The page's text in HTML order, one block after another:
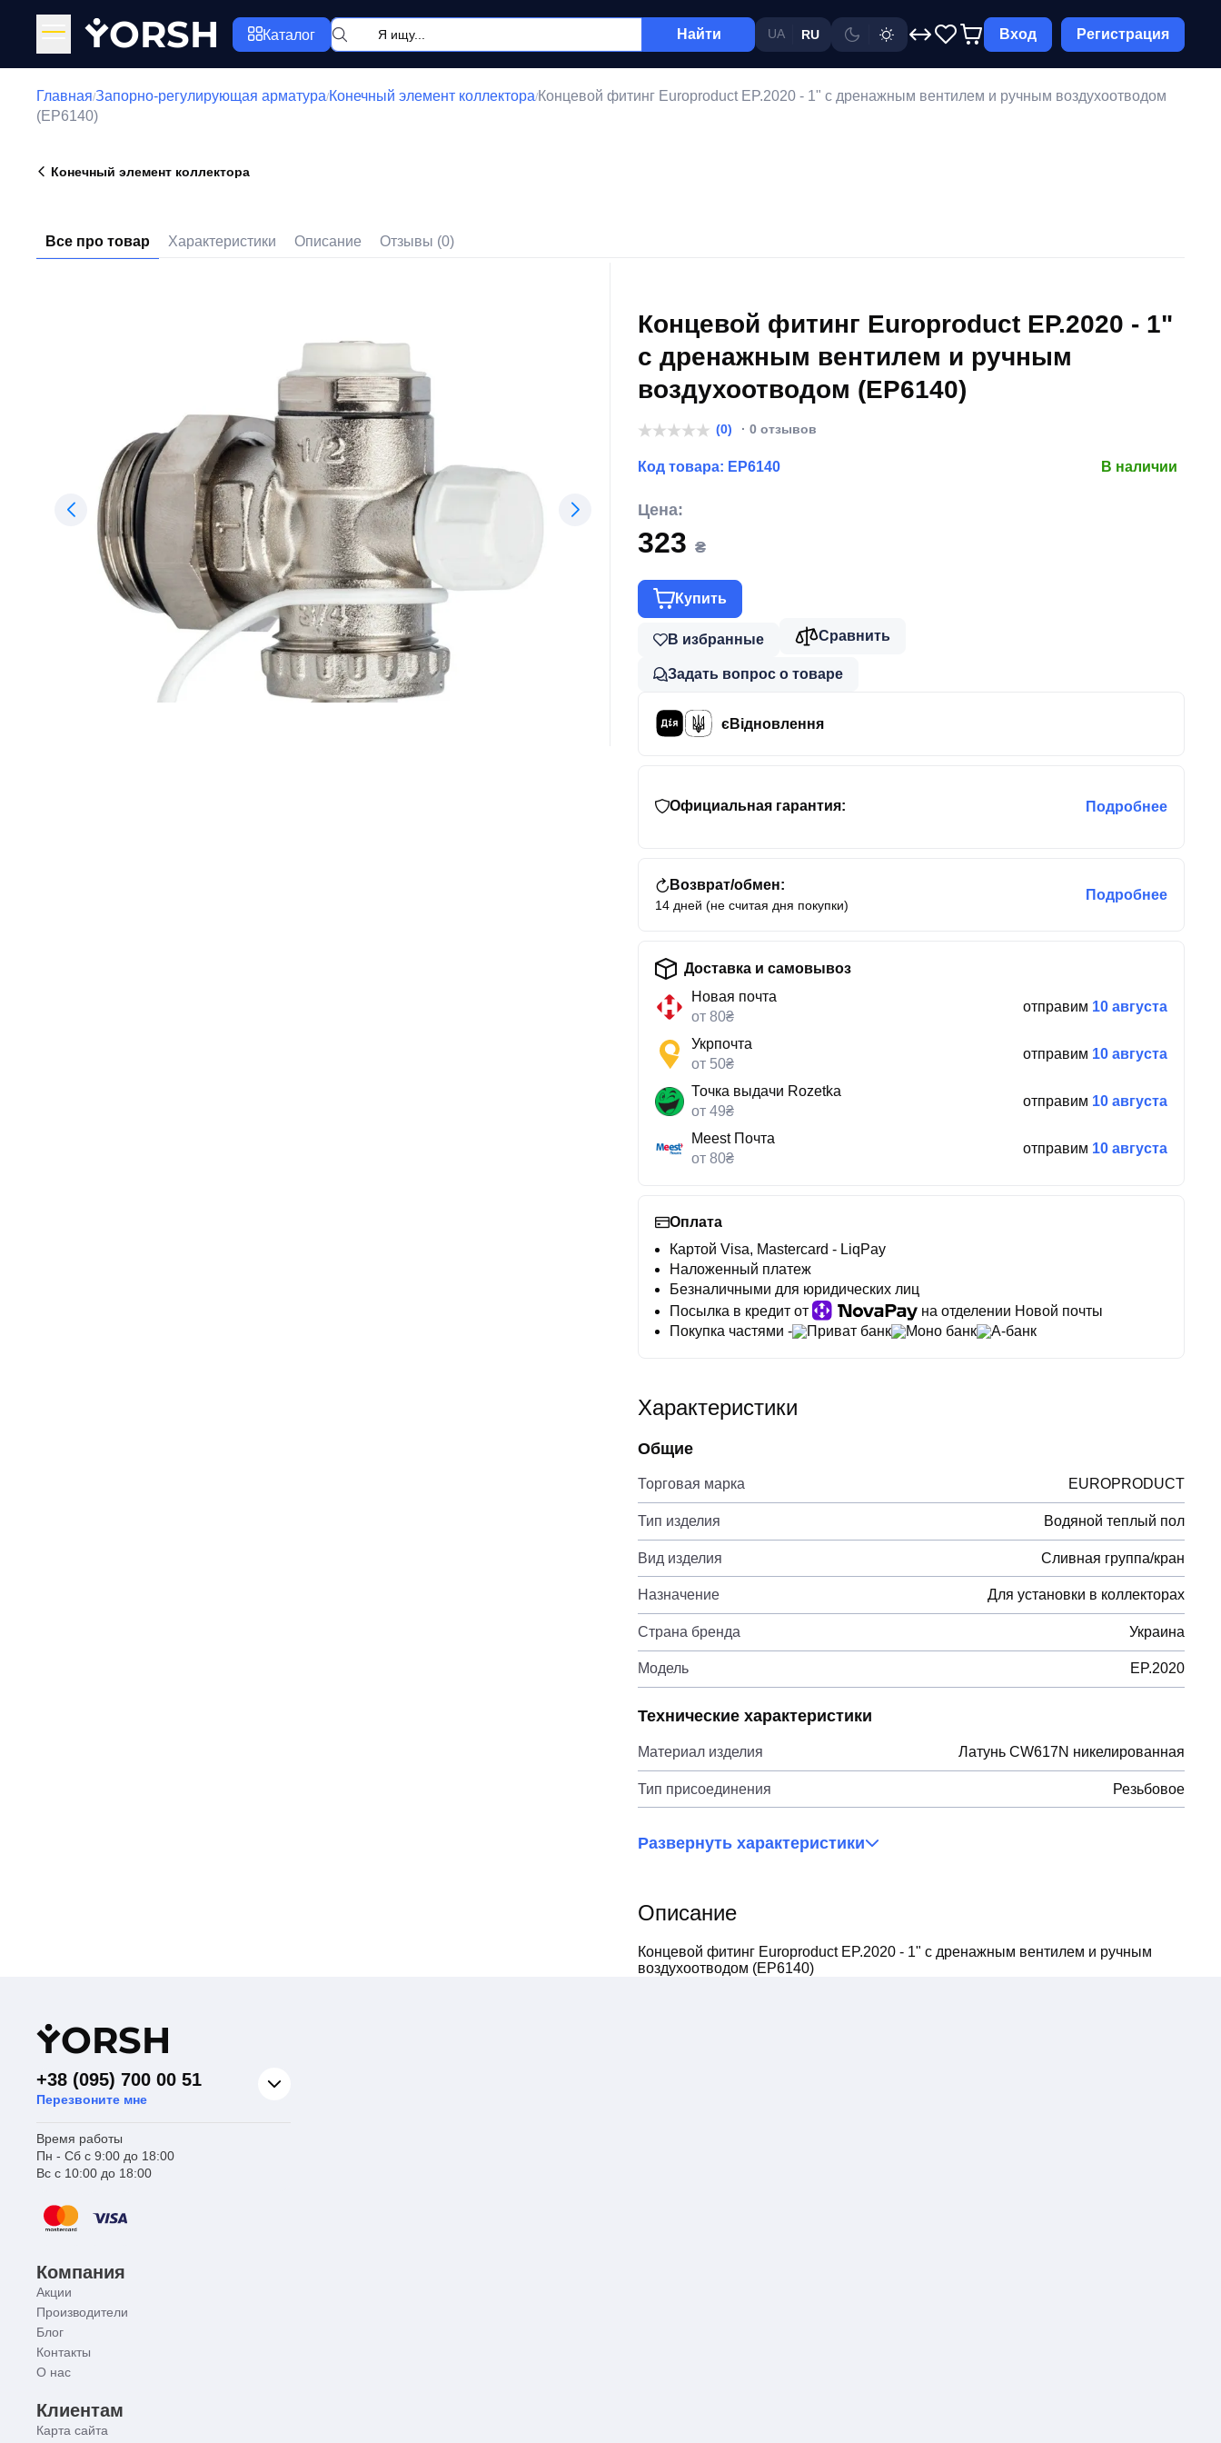
YORSH Каталог Найти UA RU Вход Регистрация
Главная/Запорно-регулирующая арматура/Конечный элемент коллектора/Концевой фитинг Europroduct EP.2020 - 1" с дренажным вентилем и ручным воздухоотводом
(EP6140)
Конечный элемент коллектора
Все про товар Характеристики Описание Отзывы (0)
Концевой фитинг Europroduct EP.2020 - 1"
с дренажным вентилем и ручным
воздухоотводом (EP6140)
(0) · 0 отзывов
Код товара: EP6140 В наличии
Цена:
323 ₴
Купить
В избранные Сравнить
Задать вопрос о товаре
єВідновлення
Официальная гарантия: Подробнее
Возврат/обмен:
14 дней (не считая дня покупки)
Подробнее
Доставка и самовывоз
Новая почта
от 80₴
отправим 10 августа
Укрпочта
от 50₴
отправим 10 августа
Точка выдачи Rozetka
от 49₴
отправим 10 августа
Meest Почта
от 80₴
отправим 10 августа
Оплата
Картой Visa, Mastercard - LiqPay
Наложенный платеж
Безналичными для юридических лиц
Посылка в кредит от
на отделении Новой почты
Покупка частями -
Приват банк Моно банк А-банк
Характеристики
Общие
Торговая марка EUROPRODUCT
Тип изделия Водяной теплый пол
Вид изделия Сливная группа/кран
Назначение Для установки в коллекторах
Страна бренда Украина
Модель EP.2020
Технические характеристики
Материал изделия Латунь CW617N никелированная
Тип присоединения Резьбовое
Развернуть характеристики
Описание
Концевой фитинг Europroduct EP.2020 - 1" с дренажным вентилем и ручным
воздухоотводом (EP6140)
YORSH
+38 (095) 700 00 51
Перезвоните мне
Время работы
Пн - Сб с 9:00 до 18:00
Вс с 10:00 до 18:00
Компания
Акции
Производители
Блог
Контакты
О нас
Клиентам
Карта сайта